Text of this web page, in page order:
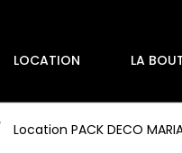
LOCATION LA
Location PACK DECO